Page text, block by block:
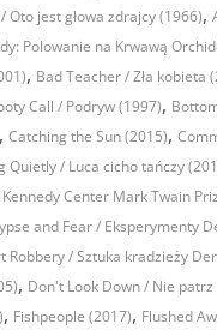
Oto jest głowa zdrajcy (1966),
Polowanie na Krwawą
, Bad Teacher / Zła kobieta
Call / Podryw (1997),
, Catching the Sun (2015),
Quietly / Luca cicho tańczy
Center Mark Twain
and Fear / Eksperymenty
Robbery / Sztuka kradzieży
, Don't Look Down / Nie patrz
, Fishpeople (2017), Flushed